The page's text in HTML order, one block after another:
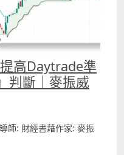
高Daytrade準
判斷｜麥振威
師: 財經書藉作家: 麥振